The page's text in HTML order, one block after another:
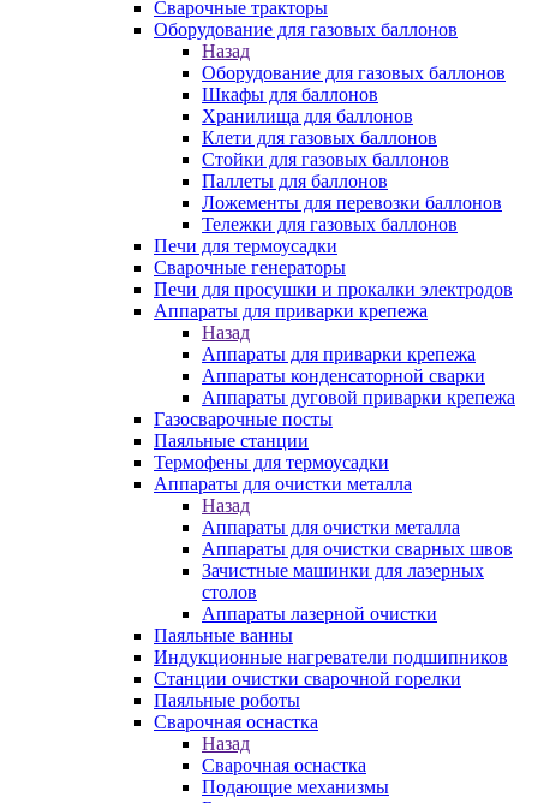
Сварочные тракторы
Оборудование для газовых баллонов
Назад
Оборудование для газовых баллонов
Шкафы для баллонов
Хранилища для баллонов
Клети для газовых баллонов
Стойки для газовых баллонов
Паллеты для баллонов
Ложементы для перевозки баллонов
Тележки для газовых баллонов
Печи для термоусадки
Сварочные генераторы
Печи для просушки и прокалки электродов
Аппараты для приварки крепежа
Назад
Аппараты для приварки крепежа
Аппараты конденсаторной сварки
Аппараты дуговой приварки крепежа
Газосварочные посты
Паяльные станции
Термофены для термоусадки
Аппараты для очистки металла
Назад
Аппараты для очистки металла
Аппараты для очистки сварных швов
Зачистные машинки для лазерных
столов
Аппараты лазерной очистки
Паяльные ванны
Индукционные нагреватели подшипников
Станции очистки сварочной горелки
Паяльные роботы
Сварочная оснастка
Назад
Сварочная оснастка
Подающие механизмы